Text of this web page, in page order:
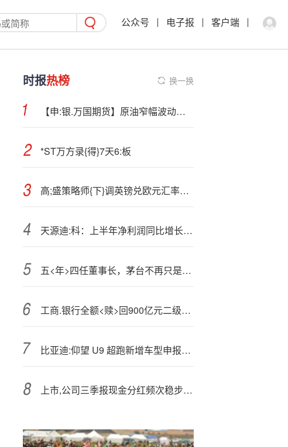
公众号 电子报 客户端
时报热榜 换一换
【申:银.万国期货】原油窄幅波动，上下皆有阻力——申万期货原油专题
*ST万方录{得}7天6:板
高;盛策略师{下}调英镑兑欧元汇率预期 因英国政策组合不利于英镑
天源迪:科：上半年净利润同比增长13.97%
五<年>四任董事长，茅台不再只是“茅台”
工商.银行全额<赎>回900亿元二级资本债券
比亚迪:仰望 U9 超跑新增车型申报：塞下四颗 555kW 强大“心脏”
上市,公司三季报现金分红频次稳步提升！红利低波ETF（512890）防御属性获关注